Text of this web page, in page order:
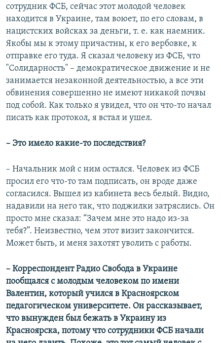
сотрудник ФСБ, сейчас этот молодой человек
находится в Украине, там воюет, по его словам, в
нацистских войсках за деньги, т. е. как наемник.
Якобы мы к этому причастны, к его вербовке, к
отправке его туда. Я сказал человеку из ФСБ, что
"Солидарность" – демократическое движение и не
занимается незаконной деятельностью, а все эти
обвинения совершенно не имеют никакой почвы
под собой. Как только я увидел, что он что-то начал
писать как протокол, я встал и ушел.
–​ Это имело какие-то последствия?
– Начальник мой с ним остался. Человек из ФСБ
просил его что-то там подписать, он вроде даже
согласился. Вышел из кабинета весь белый. Видно,
надавили на него так, что поджилки затряслись. Он
просто мне сказал: “Зачем мне это надо из-за
тебя?”. Неизвестно, чем этот визит закончится.
Может быть, и меня захотят уволить с работы.
–​ Корреспондент Радио Свобода в Украине
пообщался с молодым человеком по имени
Валентин, который учился в Красноярском
педагогическом университете. Он рассказывает,
что вынужден был бежать в Украину из
Красноярска, потому что сотрудники ФСБ начали